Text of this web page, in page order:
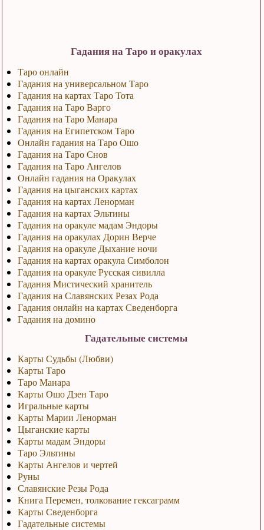
Гадания на Таро и оракулах
Таро онлайн
Гадания на универсальном Таро
Гадания на картах Таро Тота
Гадания на Таро Варго
Гадания на Таро Манара
Гадания на Египетском Таро
Онлайн гадания на Таро Ошо
Гадания на Таро Снов
Гадания на Таро Ангелов
Онлайн гадания на Оракулах
Гадания на цыганских картах
Гадания на картах Ленорман
Гадания на картах Эльтины
Гадания на оракуле мадам Эндоры
Гадания на оракулах Дорин Верче
Гадания на оракуле Дыхание ночи
Гадания на картах оракула Симболон
Гадания на оракуле Русская сивилла
Гадания Мистический хранитель
Гадания на Славянских Резах Рода
Гадания онлайн на картах Сведенборга
Гадания на домино
Гадательные системы
Карты Судьбы (Любви)
Карты Таро
Таро Манара
Карты Ошо Дзен Таро
Игральные карты
Карты Марии Ленорман
Цыганские карты
Карты мадам Эндоры
Таро Эльтины
Карты Ангелов и чертей
Руны
Славянские Резы Рода
Книга Перемен, толкование гексаграмм
Карты Сведенборга
Гадательные системы